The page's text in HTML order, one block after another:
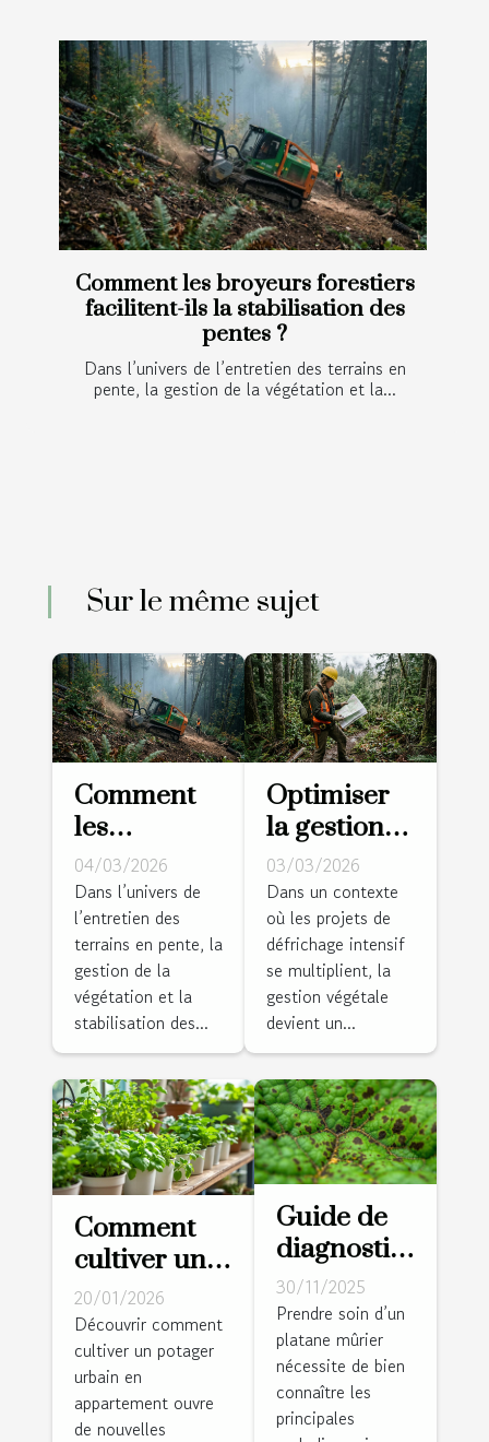
Comment les broyeurs forestiers
facilitent-ils la stabilisation des
pentes ?
Dans l’univers de l’entretien des terrains en
pente, la gestion de la végétation et la...
Sur le même sujet
Comment
les
broyeurs
forestiers
facilitent-ils
la
stabilisation
des pentes
?
04/03/2026
Dans l’univers de
l’entretien des
terrains en pente, la
gestion de la
végétation et la
stabilisation des...
Optimiser
la gestion
végétale :
stratégies
pour des
projets de
défrichage
intensif
03/03/2026
Dans un contexte
où les projets de
défrichage intensif
se multiplient, la
gestion végétale
devient un...
Comment
cultiver un
potager
urbain en
appartement
?
20/01/2026
Découvrir comment
cultiver un potager
urbain en
appartement ouvre
de nouvelles
Guide de
diagnostic
rapide des
maladies
courantes
du platane
mûrier
30/11/2025
Prendre soin d’un
platane mûrier
nécessite de bien
connaître les
principales